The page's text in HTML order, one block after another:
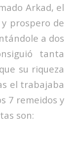
Arkad, el
prospero de
a dos
tanta
su riqueza
el trabajaba
7 remeidos y
son: